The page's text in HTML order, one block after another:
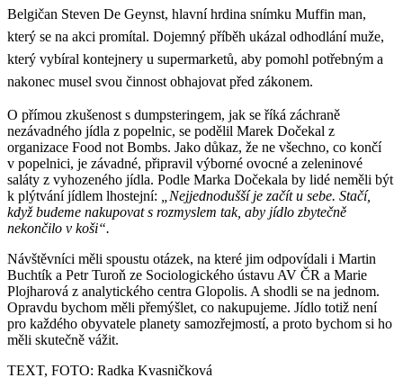
Belgičan Steven De Geynst, hlavní hrdina snímku Muffin man,
který se na akci promítal. Dojemný příběh ukázal odhodlání muže,
který vybíral kontejnery u supermarketů, aby pomohl potřebným a
nakonec musel svou činnost obhajovat před zákonem.
O přímou zkušenost s dumpsteringem, jak se říká záchraně
nezávadného jídla z popelnic, se podělil Marek Dočekal z
organizace Food not Bombs. Jako důkaz, že ne všechno, co končí
v popelnici, je závadné, připravil výborné ovocné a zeleninové
saláty z vyhozeného jídla. Podle Marka Dočekala by lidé neměli být
k plýtvání jídlem lhostejní:
„Nejjednodušší je začít u sebe. Stačí,
když budeme nakupovat s rozmyslem tak, aby jídlo zbytečně
nekončilo v koši“.
Návštěvníci měli spoustu otázek, na které jim odpovídali i Martin
Buchtík a Petr Turoň ze Sociologického ústavu AV ČR a Marie
Plojharová z analytického centra Glopolis. A shodli se na jednom.
Opravdu bychom měli přemýšlet, co nakupujeme. Jídlo totiž není
pro každého obyvatele planety samozřejmostí, a proto bychom si ho
měli skutečně vážit.
TEXT, FOTO: Radka Kvasničková